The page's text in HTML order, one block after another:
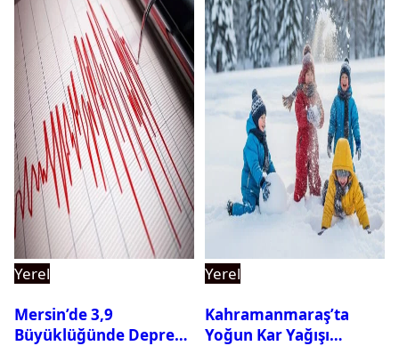
Yerel
Mersin’de 3,9
Büyüklüğünde Deprem
Yerel
Kahramanmaraş’ta
Yoğun Kar Yağışı